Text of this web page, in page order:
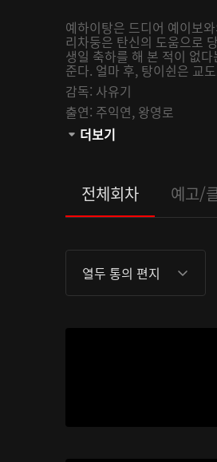
예하이탕은 드디어 예이보
리차둥은 탄신의 도움으로
생일 축하를 해 본 적이 없
준다. 얼마 후, 탕이쉰은 교
감독: 사유기
출연: 주익연, 왕영로
채널:AsiaN
더보기
전체회차 예고/
열두 통의 편지